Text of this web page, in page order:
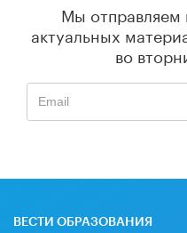
Мы отправляем
актуальных
во
ВЕСТИ ОБРАЗОВАНИЯ